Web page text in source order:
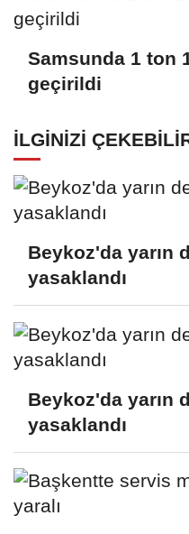
Samsunda 1 ton
geçirildi
İLGINIZI
Beykoz'da yarın
yasaklandı
Beykoz'da yarın
yasaklandı